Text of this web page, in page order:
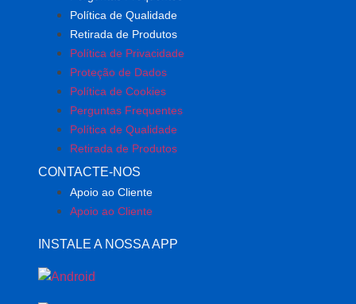
Política de Qualidade
Retirada de Produtos
Política de Privacidade
Proteção de Dados
Política de Cookies
Perguntas Frequentes
Política de Qualidade
Retirada de Produtos
CONTACTE-NOS
Apoio ao Cliente
Apoio ao Cliente
INSTALE A NOSSA APP